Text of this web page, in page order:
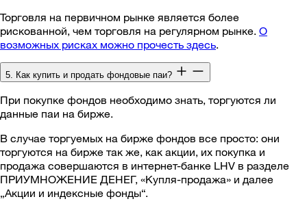
Торговля на первичном рынке является более
рискованной, чем торговля на регулярном рынке. О
возможных рисках можно прочесть здесь.
5. Как купить и продать фондовые паи?
При покупке фондов необходимо знать, торгуются ли
данные паи на бирже.
В случае торгуемых на бирже фондов все просто: они
торгуются на бирже так же, как акции, их покупка и
продажа совершаются в интернет-банке LHV в разделе
ПРИУМНОЖЕНИЕ ДЕНЕГ, «Купля-продажа» и далее
„Акции и индексные фонды“.